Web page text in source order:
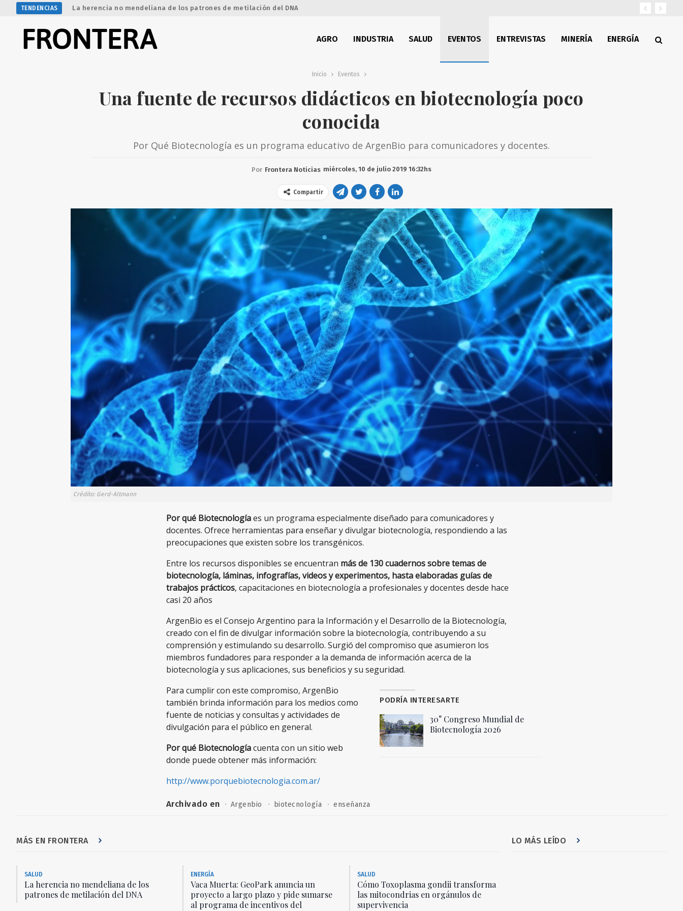
TENDENCIAS La herencia no mendeliana de los patrones de metilación del DNA
AGRO INDUSTRIA SALUD EVENTOS ENTREVISTAS MINERÍA ENERGÍA
Inicio Eventos
Una fuente de recursos didácticos en biotecnología poco
conocida
Por Qué Biotecnología es un programa educativo de ArgenBio para comunicadores y docentes.
Por Frontera Noticias miércoles, 10 de julio 2019 16:32hs
Compartir
Crédito: Gerd-Altmann
Por qué Biotecnologíaes un programa especialmente diseñado para comunicadores y
docentes. Ofrece herramientas para enseñar y divulgar biotecnología, respondiendo a las
preocupaciones que existen sobre los transgénicos.
Entre los recursos disponibles se encuentran más de 130 cuadernos sobre temas de
biotecnología, láminas, infografías, videos y experimentos, hasta elaboradas guías de
trabajos prácticos, capacitaciones en biotecnología a profesionales y docentes desde hace
casi 20 años
ArgenBio es el Consejo Argentino para la Información y el Desarrollo de la Biotecnología,
creado con el fin de divulgar información sobre la biotecnología, contribuyendo a su
comprensión y estimulando su desarrollo. Surgió del compromiso que asumieron los
miembros fundadores para responder a la demanda de información acerca de la
biotecnología y sus aplicaciones, sus beneficios y su seguridad.
PODRÍA INTERESARTE
30° Congreso Mundial de
Biotecnología 2026
Para cumplir con este compromiso, ArgenBio
también brinda información para los medios como
fuente de noticias y consultas y actividades de
divulgación para el público en general.
Por qué Biotecnologíacuenta con un sitio web
donde puede obtener más información:
http://www.porquebiotecnologia.com.ar/
Archivado en · Argenbio · biotecnología · enseñanza
MÁS EN FRONTERA
SALUD
La herencia no mendeliana de los
patrones de metilación del DNA
ENERGÍA
Vaca Muerta: GeoPark anuncia un
proyecto a largo plazo y pide sumarse
al programa de incentivos del
SALUD
Cómo Toxoplasma gondii transforma
las mitocondrias en orgánulos de
supervivencia
LO MÁS LEÍDO